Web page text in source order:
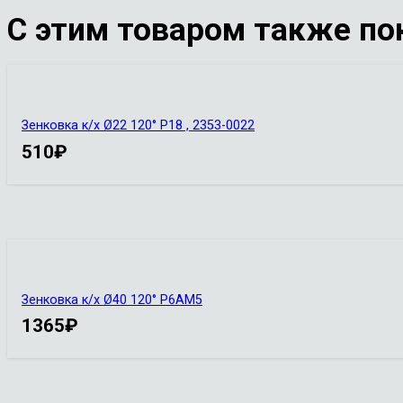
С этим товаром также
Зенковка к/х Ø22 120° Р18 , 2353-0022
510₽
Зенковка к/х Ø40 120° Р6АМ5
1365₽